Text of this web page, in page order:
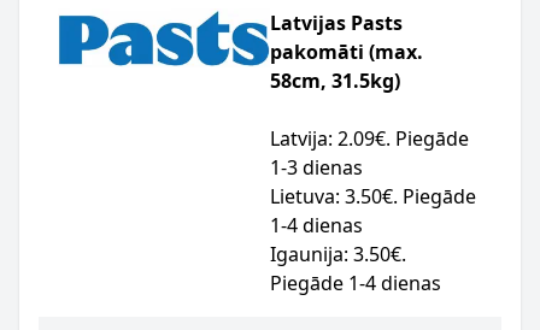
Latvijas Pasts
pakomāti (max.
58cm, 31.5kg)
Latvija: 2.09€. Piegāde
1-3 dienas
Lietuva: 3.50€. Piegāde
1-4 dienas
Igaunija: 3.50€.
Piegāde 1-4 dienas